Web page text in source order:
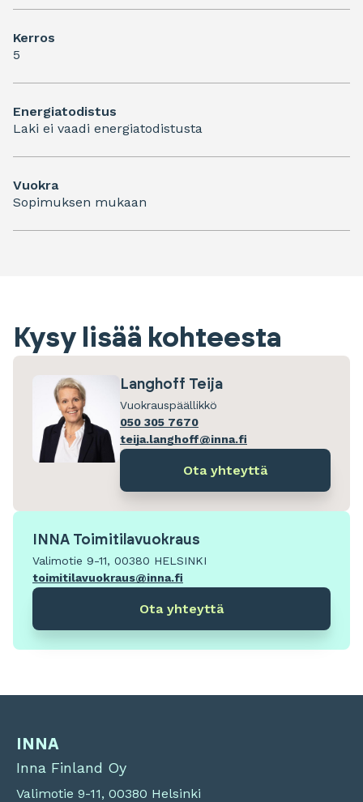
Kerros
5
Energiatodistus
Laki ei vaadi energiatodistusta
Vuokra
Sopimuksen mukaan
Kysy lisää kohteesta
Langhoff Teija
Vuokrauspäällikkö
050 305 7670
teija.langhoff@inna.fi
Ota yhteyttä
INNA Toimitilavuokraus
Valimotie 9-11, 00380 HELSINKI
toimitilavuokraus@inna.fi
Ota yhteyttä
INNA
Inna Finland Oy
Valimotie 9-11, 00380 Helsinki